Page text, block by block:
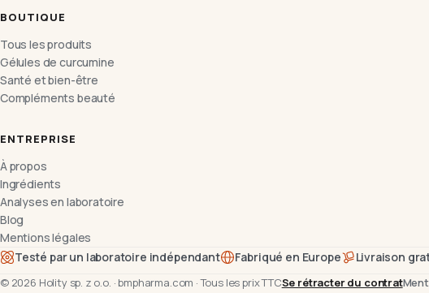
BOUTIQUE
Tous les produits
Gélules de curcumine
Santé et bien-être
Compléments beauté
ENTREPRISE
À propos
Ingrédients
Analyses en laboratoire
Blog
Mentions légales
Testé par un laboratoire indépendant
Fabriqué en Europe Livraison
© 2026 Holity sp. z o.o. ·bmpharma.com · Tous les prix TTCSe rétracter du contrat